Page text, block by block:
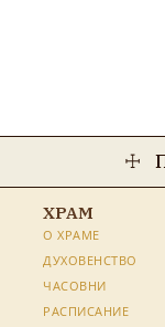
☩
ХРАМ
О ХРАМЕ
ДУХОВЕНСТВО
ЧАСОВНИ
РАСПИСАНИЕ